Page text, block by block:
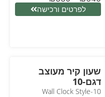
לפרטים ורכישה
שעון קיר מעוצב
דגם-10
Wall Clock Style-10